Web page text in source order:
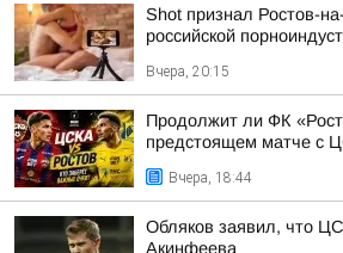
Shot признал Ростов-
российской
Вчера, 20:15
Продолжит ли ФК
предстоящем матче с
Вчера, 18:44
Обляков заявил, что
Акинфеева